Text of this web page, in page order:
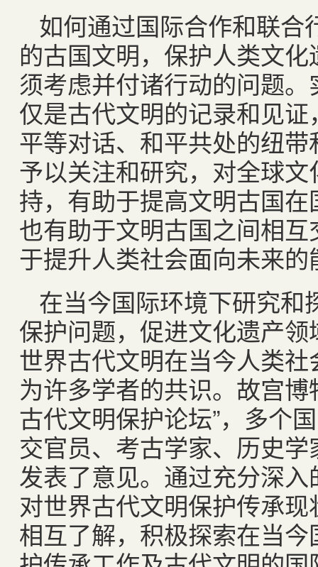
如何通过国际合作和联合
的古国文明，保护人类文
须考虑并付诸行动的问题
仅是古代文明的记录和见
平等对话、和平共处的纽
予以关注和研究，对全球
持，有助于提高文明古国
也有助于文明古国之间相
于提升人类社会面向未来
在当今国际环境下研究和
保护问题，促进文化遗产
世界古代文明在当今人类
为许多学者的共识。故宫
古代文明保护论坛”，多个
交官员、考古学家、历史
发表了意见。通过充分深
对世界古代文明保护传承
相互了解，积极探索在当